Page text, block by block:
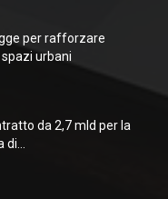
per rafforzare
urbani
da 2,7 mld per la